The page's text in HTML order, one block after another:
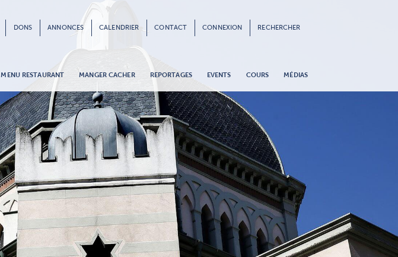
DONS ANNONCES CALENDRIER CONTACT CONNEXION RECHERCHER
MENU RESTAURANT MANGER CACHER REPORTAGES EVENTS COURS MÉDIAS